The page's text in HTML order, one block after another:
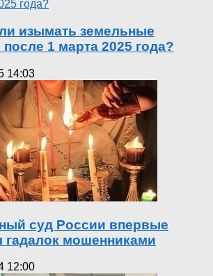
изымать земельные
после 1 марта 2025 года?
14:03
суд России впервые
гадалок мошенниками
12:00